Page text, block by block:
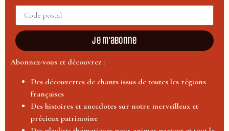
Je m'abonne
Abonnez-vous et découvrez :
Des découvertes de chants issus de toutes les régions
françaises
Des histoires et anecdotes sur notre merveilleux et
précieux patrimoine